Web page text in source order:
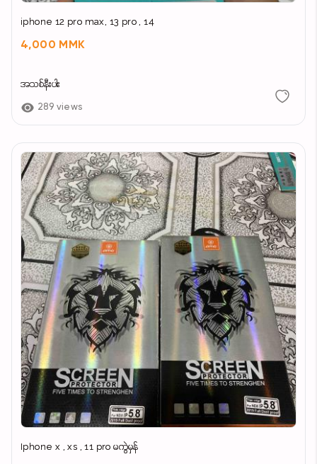
iphone 12 pro max, 13 pro , 14
4,000 MMK
အသစ်နီးပါး
289 views
Iphone x , xs , 11 pro မကွဲမှန်